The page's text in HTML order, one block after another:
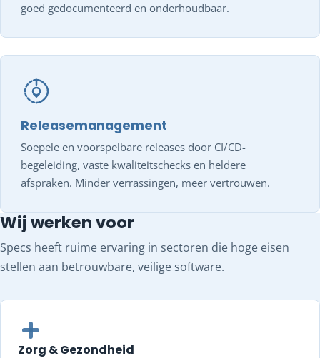
goed gedocumenteerd en onderhoudbaar.
Releasemanagement
Soepele en voorspelbare releases door CI/CD-
begeleiding, vaste kwaliteitschecks en heldere
afspraken. Minder verrassingen, meer vertrouwen.
Wij werken voor
Specs heeft ruime ervaring in sectoren die hoge eisen
stellen aan betrouwbare, veilige software.
Zorg & Gezondheid